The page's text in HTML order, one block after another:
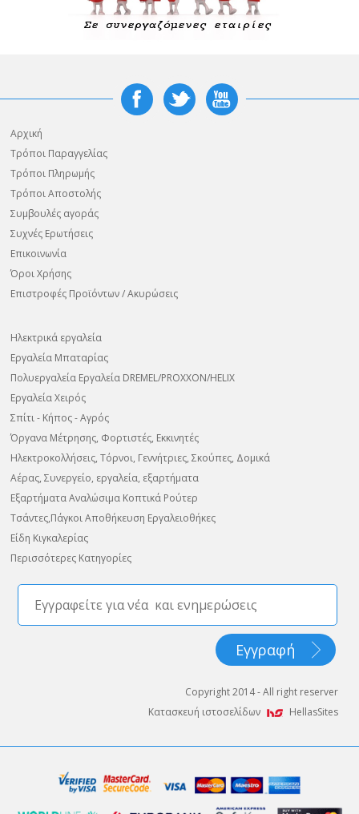
Αρχική
Τρόποι Παραγγελίας
Τρόποι Πληρωμής
Τρόποι Αποστολής
Συμβουλές αγοράς
Συχνές Ερωτήσεις
Επικοινωνία
Όροι Χρήσης
Επιστροφές Προϊόντων / Ακυρώσεις
Ηλεκτρικά εργαλεία
Εργαλεία Μπαταρίας
Πολυεργαλεία Εργαλεία DREMEL/PROXXON/HELIX
Εργαλεία Χειρός
Σπίτι - Κήπος - Αγρός
Όργανα Μέτρησης, Φορτιστές, Εκκινητές
Ηλεκτροκολλήσεις, Τόρνοι, Γεννήτριες, Σκούπες, Δομικά
Αέρας, Συνεργείο, εργαλεία, εξαρτήματα
Εξαρτήματα Αναλώσιμα Κοπτικά Ρούτερ
Τσάντες,Πάγκοι Αποθήκευση Εργαλειοθήκες
Είδη Κιγκαλερίας
Περισσότερες Κατηγορίες
Copyright 2014 - All right reserver
Κατασκευή ιστοσελίδων
HellasSites